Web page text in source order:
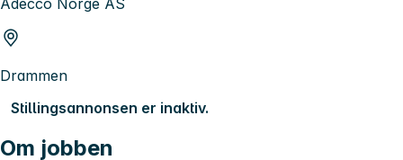
Drammen
Stillingsannonsen er inaktiv.
Om jobben